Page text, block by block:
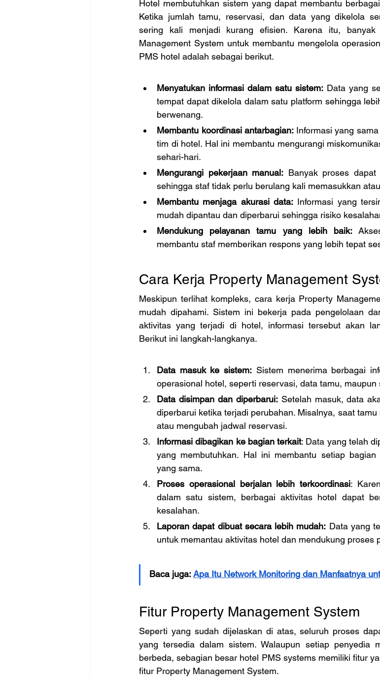
Hotel membutuhkan sistem yang dapat membantu
Ketika jumlah tamu, reservasi, dan data yang dikelola
sering kali menjadi kurang efisien. Karena itu, banyak
Management System untuk membantu mengelola
PMS hotel adalah sebagai berikut.
Menyatukan informasi dalam satu sistem: Data yang
tempat dapat dikelola dalam satu platform sehingga
berwenang.
Membantu koordinasi antarbagian: Informasi yang
tim di hotel. Hal ini membantu mengurangi
sehari-hari.
Mengurangi pekerjaan manual: Banyak proses
sehingga staf tidak perlu berulang kali memasukkan
Membantu menjaga akurasi data: Informasi yang
mudah dipantau dan diperbarui sehingga risiko
Mendukung pelayanan tamu yang lebih baik:
membantu staf memberikan respons yang lebih tepat
Cara Kerja Property Management
Meskipun terlihat kompleks, cara kerja Property
mudah dipahami. Sistem ini bekerja pada pengelolaan
aktivitas yang terjadi di hotel, informasi tersebut akan
Berikut ini langkah-langkanya.
Data masuk ke sistem: Sistem menerima berbagai
operasional hotel, seperti reservasi, data tamu, maupun
Data disimpan dan diperbarui: Setelah masuk, data
diperbarui ketika terjadi perubahan. Misalnya, saat
atau mengubah jadwal reservasi.
Informasi dibagikan ke bagian terkait: Data yang telah
yang membutuhkan. Hal ini membantu setiap bagian
yang sama.
Proses operasional berjalan lebih terkoordinasi:
dalam satu sistem, berbagai aktivitas hotel dapat
kesalahan.
Laporan dapat dibuat secara lebih mudah: Data yang
untuk memantau aktivitas hotel dan mendukung proses
Baca juga: Apa Itu Network Monitoring dan Manfaatnya
Fitur Property Management System
Seperti yang sudah dijelaskan di atas, seluruh proses
yang tersedia dalam sistem. Walaupun setiap penyedia
berbeda, sebagian besar hotel PMS systems memiliki fitur
fitur Property Management System.